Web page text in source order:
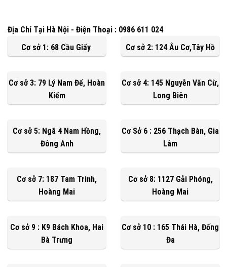
Địa Chỉ Tại Hà Nội - Điện Thoại : 0986 611 024
Cơ sở 1: 68 Cầu Giấy
Cơ sở 2: 124 Âu Cơ,Tây Hồ
Cơ sở 3: 79 Lý Nam Đế, Hoàn
Kiếm
Cơ sở 4: 145 Nguyễn Văn Cừ,
Long Biên
Cơ sở 5: Ngã 4 Nam Hồng,
Đông Anh
Cơ Sở 6 : 256 Thạch Bàn, Gia
Lâm
Cơ sở 7: 187 Tam Trinh,
Hoàng Mai
Cơ sở 8: 1127 Gải Phóng,
Hoàng Mai
Cơ sở 9 : K9 Bách Khoa, Hai
Bà Trưng
Cơ sở 10 : 165 Thái Hà, Đống
Đa